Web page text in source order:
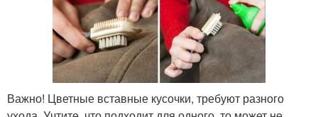
Важно! Цветные вставные кусочки, требуют разного